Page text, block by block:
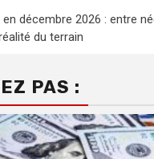
décembre 2026 : entre
du terrain
PAS :